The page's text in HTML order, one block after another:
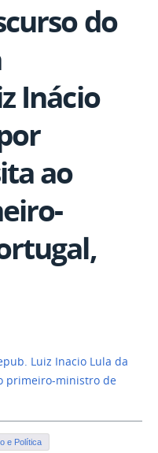
do
Inácio
ao
Luiz Inacio Lula da
primeiro-ministro de
e Política